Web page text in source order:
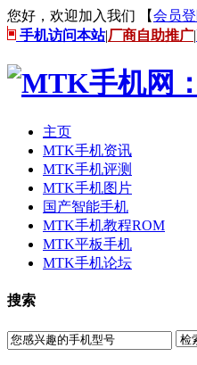
您好，欢迎加入我们 【会员
手机访问本站|厂商自助推广|
主页
MTK手机资讯
MTK手机评测
MTK手机图片
国产智能手机
MTK手机教程ROM
MTK平板手机
MTK手机论坛
搜索